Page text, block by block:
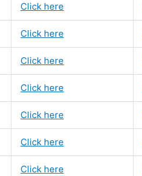
Click here
Click here
Click here
Click here
Click here
Click here
Click here